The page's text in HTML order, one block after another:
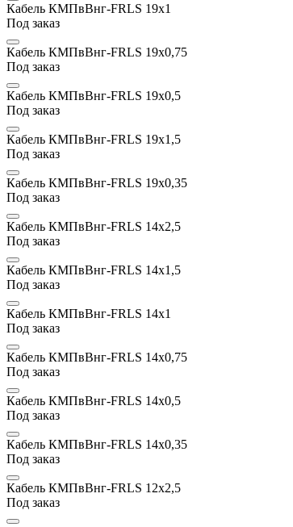
Кабель КМПвВнг-FRLS 19х1
Под заказ
Кабель КМПвВнг-FRLS 19x0,75
Под заказ
Кабель КМПвВнг-FRLS 19x0,5
Под заказ
Кабель КМПвВнг-FRLS 19х1,5
Под заказ
Кабель КМПвВнг-FRLS 19x0,35
Под заказ
Кабель КМПвВнг-FRLS 14х2,5
Под заказ
Кабель КМПвВнг-FRLS 14х1,5
Под заказ
Кабель КМПвВнг-FRLS 14х1
Под заказ
Кабель КМПвВнг-FRLS 14x0,75
Под заказ
Кабель КМПвВнг-FRLS 14x0,5
Под заказ
Кабель КМПвВнг-FRLS 14x0,35
Под заказ
Кабель КМПвВнг-FRLS 12х2,5
Под заказ